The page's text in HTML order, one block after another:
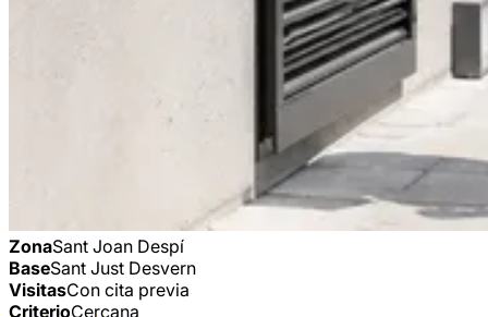
ZonaSant Joan Despí
BaseSant Just Desvern
VisitasCon cita previa
CriterioCercana